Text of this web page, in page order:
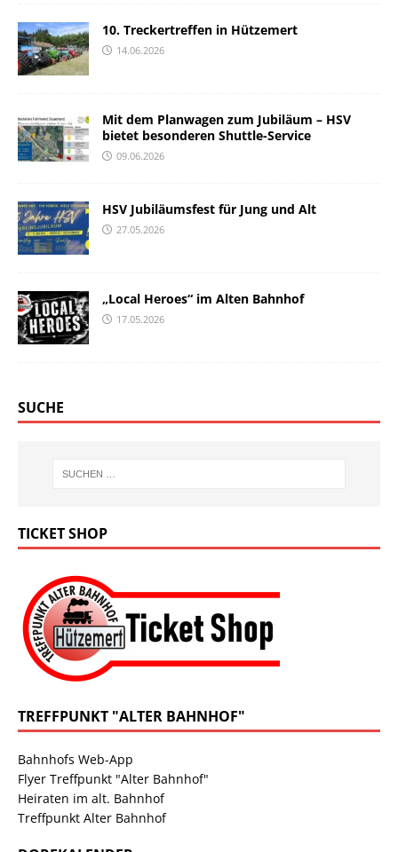
10. Treckertreffen in Hützemert
14.06.2026
Mit dem Planwagen zum Jubiläum – HSV
bietet besonderen Shuttle-Service
09.06.2026
HSV Jubiläumsfest für Jung und Alt
27.05.2026
„Local Heroes“ im Alten Bahnhof
17.05.2026
SUCHE
TICKET SHOP
TREFFPUNKT "ALTER BAHNHOF"
Bahnhofs Web-App
Flyer Treffpunkt "Alter Bahnhof"
Heiraten im alt. Bahnhof
Treffpunkt Alter Bahnhof